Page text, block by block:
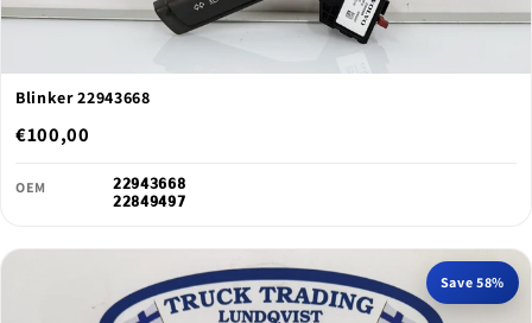
Blinker 22943668
€100,00
OEM
22943668
22849497
Save 58%